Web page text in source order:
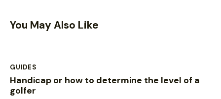
You May Also Like
GUIDES
Handicap or how to determine the level of a
golfer